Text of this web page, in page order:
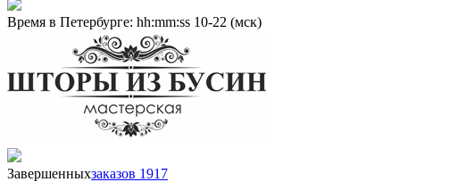
Время в Петербурге: hh:mm:ss 10-22 (мск)
Завершенныхзаказов 1917